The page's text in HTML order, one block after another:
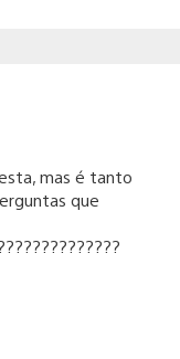
mas é tanto
que